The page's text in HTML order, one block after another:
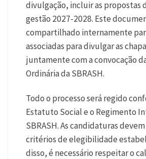
divulgação, incluir as propostas
gestão 2027-2028. Este
compartilhado internamente
associadas para divulgar as
juntamente com a convocação
Ordinária da SBRASH.
Todo o processo será regido
Estatuto Social e o Regimento
SBRASH. As candidaturas
critérios de elegibilidade
disso, é necessário respeitar o